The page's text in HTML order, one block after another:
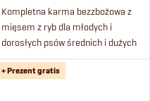
Kompletna karma bezzbożowa z
mięsem z ryb dla młodych i
dorosłych psów średnich i dużych
ras.
+ Prezent gratis